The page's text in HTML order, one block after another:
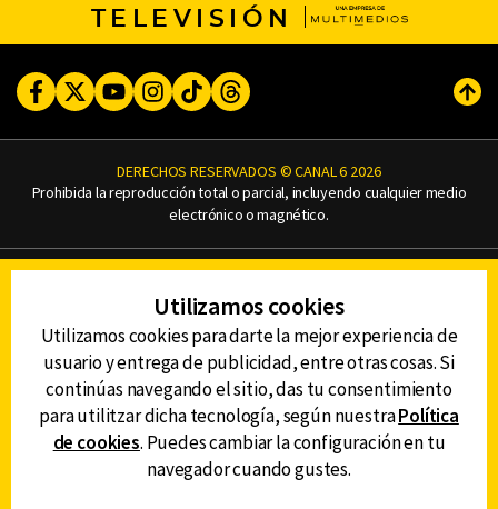
TELEVISIÓN
FacebookTwitterYoutubeInstagram
TikTokThreads
DERECHOS RESERVADOS © CANAL 6 2026
Prohibida la reproducción total o parcial, incluyendo cualquier medio
electrónico o magnético.
AVISO DE PRIVACIDAD
DEFENSORÍA DE LAS AUDIENCIAS
DESCARGA LA APP DE CANAL 6
Utilizamos cookies
Utilizamos cookies para darte la mejor experiencia de
usuario y entrega de publicidad, entre otras cosas. Si
continúas navegando el sitio, das tu consentimiento
para utilitzar dicha tecnología, según nuestraPolítica
de cookies. Puedes cambiar la configuración en tu
navegador cuando gustes.